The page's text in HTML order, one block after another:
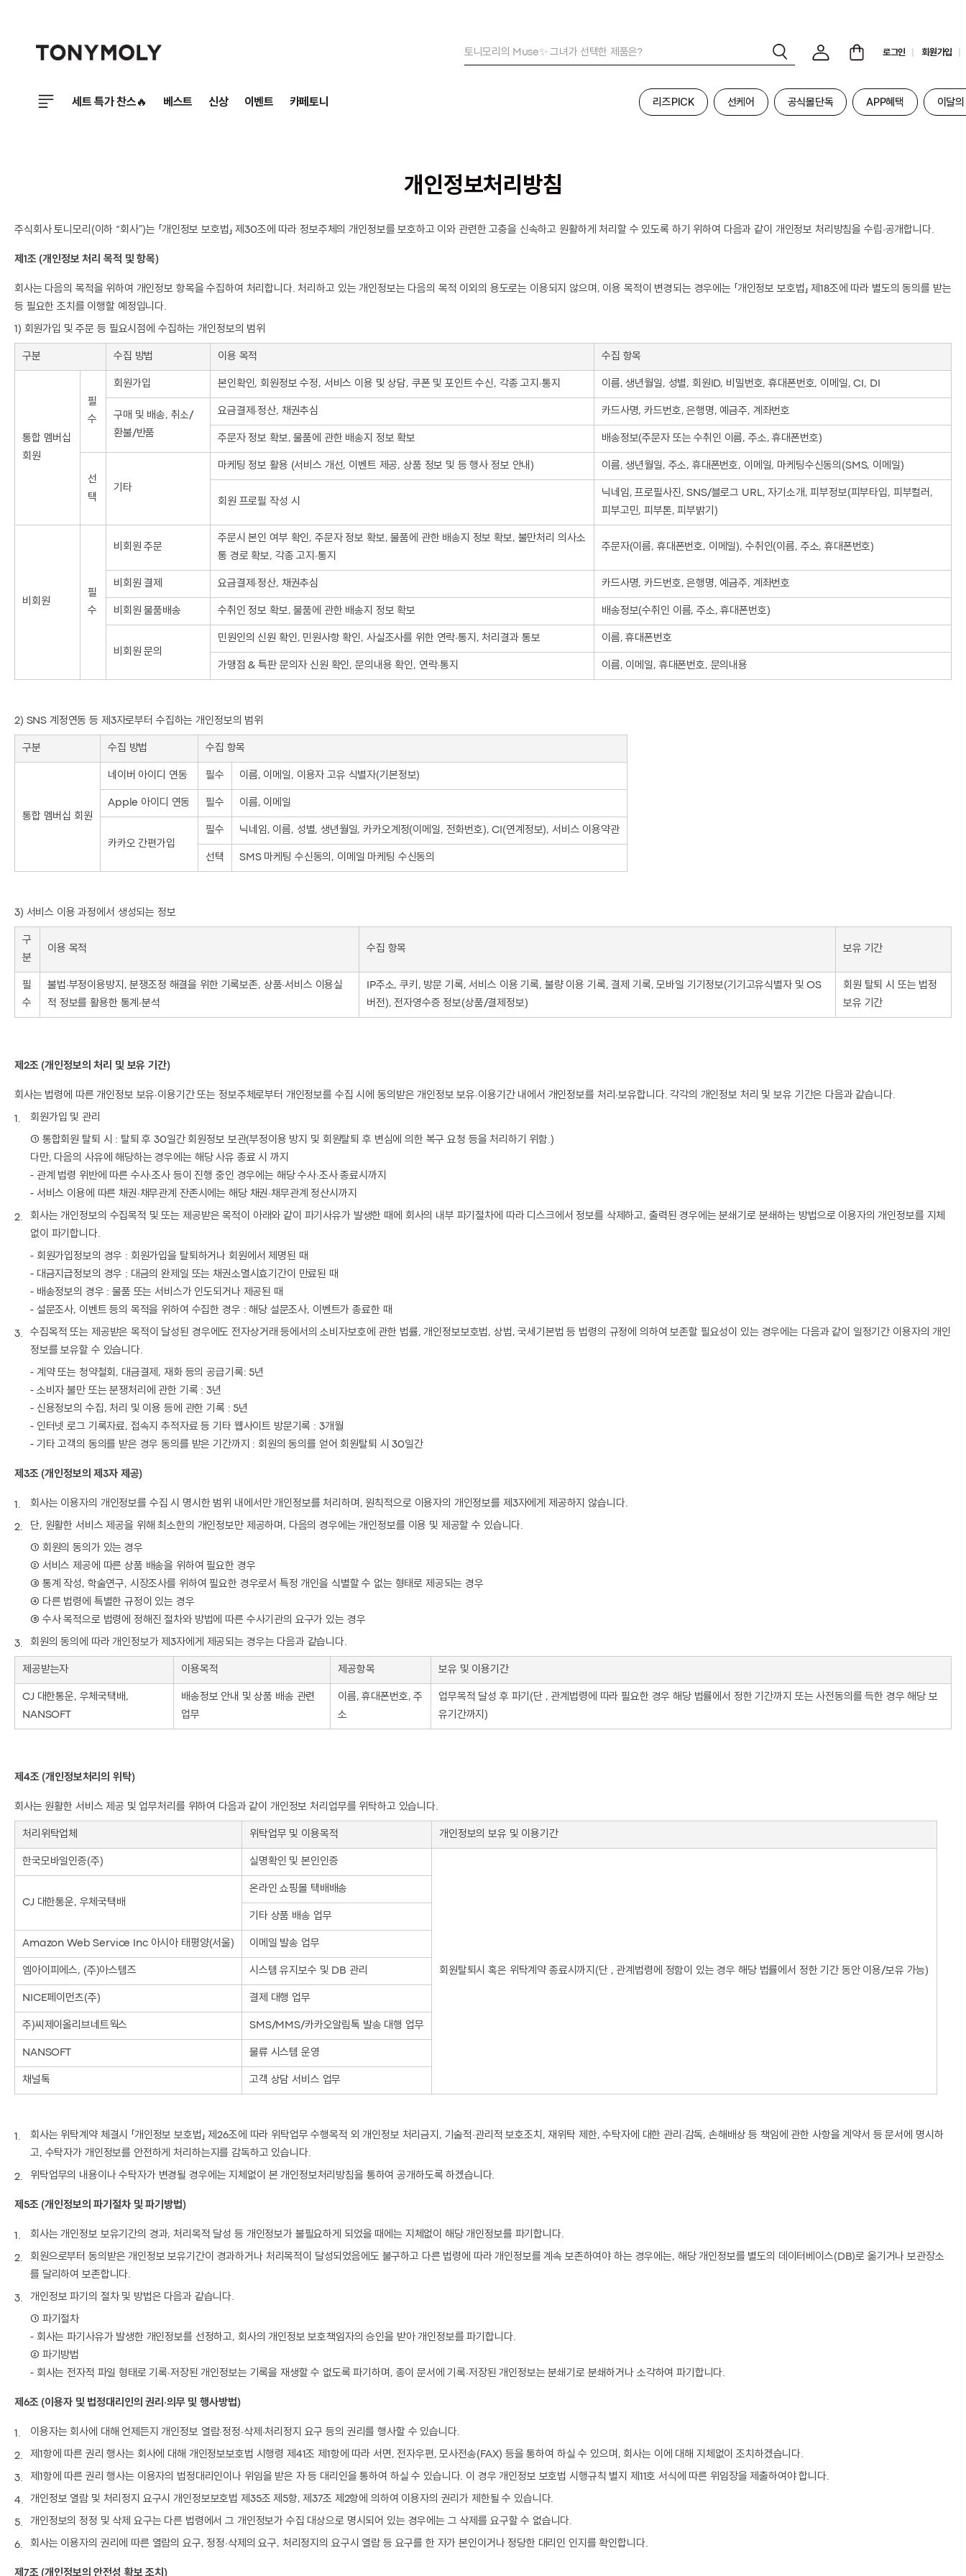
토니모리의 Muse✨ 그녀가 선택한 제품은? 로그인 회원가입
세트 특가 찬스🔥 베스트 신상 이벤트 카페토니 리즈PICK 선케어 공식몰단독 APP혜택 이달
개인정보처리방침
주식회사 토니모리(이하 “회사”)는 「개인정보 보호법」 제30조에 따라 정보주체의 개인정보를 보호하고 이와 관련한 고충을 신속하고 원활하게 처리할 수 있도록 하기 위하여 다음과 같이 개인정보 처리방침을 수립∙공개합니다.
제1조 (개인정보 처리 목적 및 항목)
회사는 다음의 목적을 위하여 개인정보 항목을 수집하여 처리합니다. 처리하고 있는 개인정보는 다음의 목적 이외의 용도로는 이용되지 않으며, 이용 목적이 변경되는 경우에는 「개인정보 보호법」 제18조에 따라 별도의 동의를 받는
등 필요한 조치를 이행할 예정입니다.
1) 회원가입 및 주문 등 필요시점에 수집하는 개인정보의 범위
구분 수집 방법 이용 목적 수집 항목
통합 멤버십
회원
필
수
회원가입 본인확인, 회원정보 수정, 서비스 이용 및 상담, 쿠폰 및 포인트 수신, 각종 고지∙통지 이름, 생년월일, 성별, 회원ID, 비밀번호, 휴대폰번호, 이메일, CI, DI
구매 및 배송, 취소/
환불/반품
요금결제∙정산, 채권추심 카드사명, 카드번호, 은행명, 예금주, 계좌번호
주문자 정보 확보, 물품에 관한 배송지 정보 확보 배송정보(주문자 또는 수취인 이름, 주소, 휴대폰번호)
선
택
기타
마케팅 정보 활용 (서비스 개선, 이벤트 제공, 상품 정보 및 등 행사 정보 안내) 이름, 생년월일, 주소, 휴대폰번호, 이메일, 마케팅수신동의(SMS, 이메일)
회원 프로필 작성 시
닉네임, 프로필사진, SNS/블로그 URL, 자기소개, 피부정보(피부타입, 피부컬러,
피부고민, 피부톤, 피부밝기)
비회원
필
수
비회원 주문
주문시 본인 여부 확인, 주문자 정보 확보, 물품에 관한 배송지 정보 확보, 불만처리 의사소
통 경로 확보, 각종 고지∙통지
주문자(이름, 휴대폰번호, 이메일), 수취인(이름, 주소, 휴대폰번호)
비회원 결제 요금결제∙정산, 채권추심 카드사명, 카드번호, 은행명, 예금주, 계좌번호
비회원 물품배송 수취인 정보 확보, 물품에 관한 배송지 정보 확보 배송정보(수취인 이름, 주소, 휴대폰번호)
비회원 문의
민원인의 신원 확인, 민원사항 확인, 사실조사를 위한 연락∙통지, 처리결과 통보 이름, 휴대폰번호
가맹점 & 특판 문의자 신원 확인, 문의내용 확인, 연락∙통지 이름, 이메일, 휴대폰번호, 문의내용
2) SNS 계정연동 등 제3자로부터 수집하는 개인정보의 범위
구분 수집 방법 수집 항목
통합 멤버십 회원
네이버 아이디 연동 필수 이름, 이메일, 이용자 고유 식별자(기본정보)
Apple 아이디 연동 필수 이름, 이메일
카카오 간편가입
필수 닉네임, 이름, 성별, 생년월일, 카카오계정(이메일, 전화번호), CI(연계정보), 서비스 이용약관
선택 SMS 마케팅 수신동의, 이메일 마케팅 수신동의
3) 서비스 이용 과정에서 생성되는 정보
구
분
이용 목적 수집 항목 보유 기간
필
수
불법∙부정이용방지, 분쟁조정 해결을 위한 기록보존, 상품∙서비스 이용실
적 정보를 활용한 통계∙분석
IP주소, 쿠키, 방문 기록, 서비스 이용 기록, 불량 이용 기록, 결제 기록, 모바일 기기정보(기기고유식별자 및 OS
버전), 전자영수증 정보(상품/결제정보)
회원 탈퇴 시 또는 법정
보유 기간
제2조 (개인정보의 처리 및 보유 기간)
회사는 법령에 따른 개인정보 보유∙이용기간 또는 정보주체로부터 개인정보를 수집 시에 동의받은 개인정보 보유·이용기간 내에서 개인정보를 처리∙보유합니다. 각각의 개인정보 처리 및 보유 기간은 다음과 같습니다.
회원가입 및 관리
① 통합회원 탈퇴 시 : 탈퇴 후 30일간 회원정보 보관(부정이용 방지 및 회원탈퇴 후 변심에 의한 복구 요청 등을 처리하기 위함.)
다만, 다음의 사유에 해당하는 경우에는 해당 사유 종료 시 까지
- 관계 법령 위반에 따른 수사∙조사 등이 진행 중인 경우에는 해당 수사∙조사 종료시까지
- 서비스 이용에 따른 채권∙채무관계 잔존시에는 해당 채권∙채무관계 정산시까지
회사는 개인정보의 수집목적 및 또는 제공받은 목적이 아래와 같이 파기사유가 발생한 때에 회사의 내부 파기절차에 따라 디스크에서 정보를 삭제하고, 출력된 경우에는 분쇄기로 분쇄하는 방법으로 이용자의 개인정보를 지체
없이 파기합니다.
- 회원가입정보의 경우 : 회원가입을 탈퇴하거나 회원에서 제명된 때
- 대금지급정보의 경우 : 대금의 완제일 또는 채권소멸시효기간이 만료된 때
- 배송정보의 경우 : 물품 또는 서비스가 인도되거나 제공된 때
- 설문조사, 이벤트 등의 목적을 위하여 수집한 경우 : 해당 설문조사, 이벤트가 종료한 때
수집목적 또는 제공받은 목적이 달성된 경우에도 전자상거래 등에서의 소비자보호에 관한 법률, 개인정보보호법, 상법, 국세기본법 등 법령의 규정에 의하여 보존할 필요성이 있는 경우에는 다음과 같이 일정기간 이용자의 개인
정보를 보유할 수 있습니다.
- 계약 또는 청약철회, 대금결제, 재화 등의 공급기록: 5년
- 소비자 불만 또는 분쟁처리에 관한 기록 : 3년
- 신용정보의 수집, 처리 및 이용 등에 관한 기록 : 5년
- 인터넷 로그 기록자료, 접속지 추적자료 등 기타 웹사이트 방문기록 : 3개월
- 기타 고객의 동의를 받은 경우 동의를 받은 기간까지 : 회원의 동의를 얻어 회원탈퇴 시 30일간
제3조 (개인정보의 제3자 제공)
회사는 이용자의 개인정보를 수집 시 명시한 범위 내에서만 개인정보를 처리하며, 원칙적으로 이용자의 개인정보를 제3자에게 제공하지 않습니다.
단, 원활한 서비스 제공을 위해 최소한의 개인정보만 제공하며, 다음의 경우에는 개인정보를 이용 및 제공할 수 있습니다.
① 회원의 동의가 있는 경우
② 서비스 제공에 따른 상품 배송을 위하여 필요한 경우
③ 통계 작성, 학술연구, 시장조사를 위하여 필요한 경우로서 특정 개인을 식별할 수 없는 형태로 제공되는 경우
④ 다른 법령에 특별한 규정이 있는 경우
⑤ 수사 목적으로 법령에 정해진 절차와 방법에 따른 수사기관의 요구가 있는 경우
회원의 동의에 따라 개인정보가 제3자에게 제공되는 경우는 다음과 같습니다.
제공받는자 이용목적 제공항목 보유 및 이용기간
CJ 대한통운, 우체국택배,
NANSOFT
배송정보 안내 및 상품 배송 관련
업무
이름, 휴대폰번호, 주
소
업무목적 달성 후 파기(단 , 관계법령에 따라 필요한 경우 해당 법률에서 정한 기간까지 또는 사전동의를 득한 경우 해당 보
유기간까지)
제4조 (개인정보처리의 위탁)
회사는 원활한 서비스 제공 및 업무처리를 위하여 다음과 같이 개인정보 처리업무를 위탁하고 있습니다.
처리위탁업체 위탁업무 및 이용목적 개인정보의 보유 및 이용기간
한국모바일인증(주) 실명확인 및 본인인증
회원탈퇴시 혹은 위탁계약 종료시까지(단 , 관계법령에 정함이 있는 경우 해당 법률에서 정한 기간 동안 이용/보유 가능)
CJ 대한통운, 우체국택배
온라인 쇼핑몰 택배배송
기타 상품 배송 업무
Amazon Web Service Inc 아시아 태평양(서울) 이메일 발송 업무
엠아이피에스, (주)아스템즈 시스템 유지보수 및 DB 관리
NICE페이먼츠(주) 결제 대행 업무
주)씨제이올리브네트웍스 SMS/MMS/카카오알림톡 발송 대행 업무
NANSOFT 물류 시스템 운영
채널톡 고객 상담 서비스 업무
회사는 위탁계약 체결시 「개인정보 보호법」 제26조에 따라 위탁업무 수행목적 외 개인정보 처리금지, 기술적∙관리적 보호조치, 재위탁 제한, 수탁자에 대한 관리∙감독, 손해배상 등 책임에 관한 사항을 계약서 등 문서에 명시하
고, 수탁자가 개인정보를 안전하게 처리하는지를 감독하고 있습니다.
위탁업무의 내용이나 수탁자가 변경될 경우에는 지체없이 본 개인정보처리방침을 통하여 공개하도록 하겠습니다.
제5조 (개인정보의 파기절차 및 파기방법)
회사는 개인정보 보유기간의 경과, 처리목적 달성 등 개인정보가 불필요하게 되었을 때에는 지체없이 해당 개인정보를 파기합니다.
회원으로부터 동의받은 개인정보 보유기간이 경과하거나 처리목적이 달성되었음에도 불구하고 다른 법령에 따라 개인정보를 계속 보존하여야 하는 경우에는, 해당 개인정보를 별도의 데이터베이스(DB)로 옮기거나 보관장소
를 달리하여 보존합니다.
개인정보 파기의 절차 및 방법은 다음과 같습니다.
① 파기절차
- 회사는 파기사유가 발생한 개인정보를 선정하고, 회사의 개인정보 보호책임자의 승인을 받아 개인정보를 파기합니다.
② 파기방법
- 회사는 전자적 파일 형태로 기록∙저장된 개인정보는 기록을 재생할 수 없도록 파기하며, 종이 문서에 기록∙저장된 개인정보는 분쇄기로 분쇄하거나 소각하여 파기합니다.
제6조 (이용자 및 법정대리인의 권리∙의무 및 행사방법)
이용자는 회사에 대해 언제든지 개인정보 열람∙정정∙삭제∙처리정지 요구 등의 권리를 행사할 수 있습니다.
제1항에 따른 권리 행사는 회사에 대해 개인정보보호법 시행령 제41조 제1항에 따라 서면, 전자우편, 모사전송(FAX) 등을 통하여 하실 수 있으며, 회사는 이에 대해 지체없이 조치하겠습니다.
제1항에 따른 권리 행사는 이용자의 법정대리인이나 위임을 받은 자 등 대리인을 통하여 하실 수 있습니다. 이 경우 개인정보 보호법 시행규칙 별지 제11호 서식에 따른 위임장을 제출하여야 합니다.
개인정보 열람 및 처리정지 요구시 개인정보보호법 제35조 제5항, 제37조 제2항에 의하여 이용자의 권리가 제한될 수 있습니다.
개인정보의 정정 및 삭제 요구는 다른 법령에서 그 개인정보가 수집 대상으로 명시되어 있는 경우에는 그 삭제를 요구할 수 없습니다.
회사는 이용자의 권리에 따른 열람의 요구, 정정∙삭제의 요구, 처리정지의 요구시 열람 등 요구를 한 자가 본인이거나 정당한 대리인 인지를 확인합니다.
제7조 (개인정보의 안전성 확보 조치)